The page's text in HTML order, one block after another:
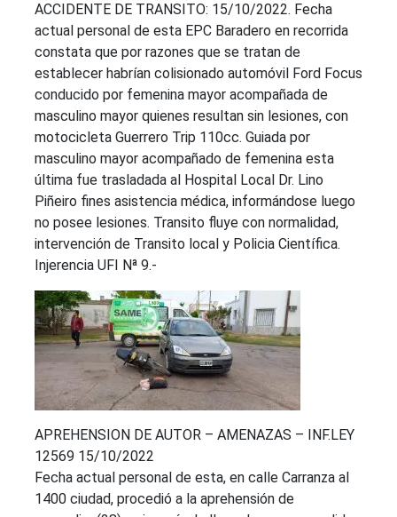
ACCIDENTE DE TRANSITO: 15/10/2022. Fecha
actual personal de esta EPC Baradero en recorrida
constata que por razones que se tratan de
establecer habrían colisionado automóvil Ford Focus
conducido por femenina mayor acompañada de
masculino mayor quienes resultan sin lesiones, con
motocicleta Guerrero Trip 110cc. Guiada por
masculino mayor acompañado de femenina esta
última fue trasladada al Hospital Local Dr. Lino
Piñeiro fines asistencia médica, informándose luego
no posee lesiones. Transito fluye con normalidad,
intervención de Transito local y Policia Científica.
Injerencia UFI Nª 9.-
APREHENSION DE AUTOR – AMENAZAS – INF.LEY
12569 15/10/2022
Fecha actual personal de esta, en calle Carranza al
1400 ciudad, procedió a la aprehensión de